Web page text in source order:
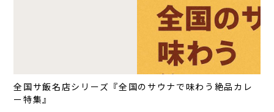
全国サ飯名店シリーズ『全国のサウナで味わう絶品カレ
ー特集』